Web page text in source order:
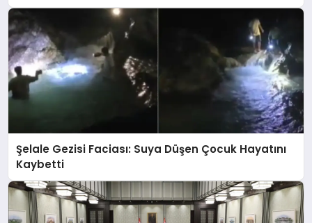
Şelale Gezisi Faciası: Suya Düşen Çocuk Hayatını
Kaybetti